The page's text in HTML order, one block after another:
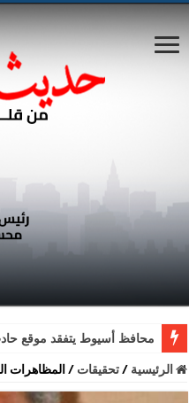
محافظ أسيوط يتفقد موقع
الرئيسية /تحقيقات /المظاهرات